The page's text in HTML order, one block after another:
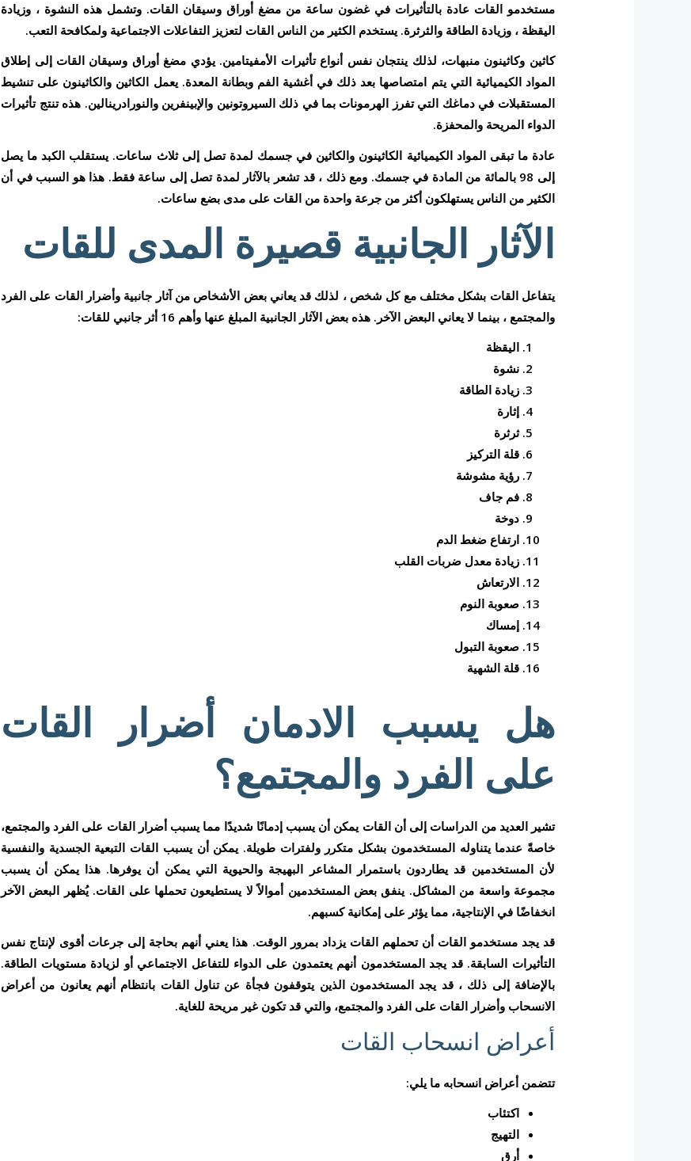
مستخدمو القات عادة بالتأثيرات في غضون ساعة من مضغ أوراق وسيقان القات. وتشمل هذه النشوة ، وزيادة
اليقظة ، وزيادة الطاقة والثرثرة. يستخدم الكثير من الناس القات لتعزيز التفاعلات الاجتماعية ولمكافحة التعب.
كاثين وكاثينون منبهات، لذلك ينتجان نفس أنواع تأثيرات الأمفيتامين. يؤدي مضغ أوراق وسيقان القات إلى إطلاق
المواد الكيميائية التي يتم امتصاصها بعد ذلك في أغشية الفم وبطانة المعدة. يعمل الكاثين والكاثينون على تنشيط
المستقبلات في دماغك التي تفرز الهرمونات بما في ذلك السيروتونين والإبينفرين والنورادرينالين. هذه تنتج تأثيرات
الدواء المريحة والمحفزة.
عادة ما تبقى المواد الكيميائية الكاثينون والكاثين في جسمك لمدة تصل إلى ثلاث ساعات. يستقلب الكبد ما يصل
إلى 98 بالمائة من المادة في جسمك. ومع ذلك ، قد تشعر بالآثار لمدة تصل إلى ساعة فقط. هذا هو السبب في أن
الكثير من الناس يستهلكون أكثر من جرعة واحدة من القات على مدى بضع ساعات.
الآثار الجانبية قصيرة المدى للقات
يتفاعل القات بشكل مختلف مع كل شخص ، لذلك قد يعاني بعض الأشخاص من آثار جانبية وأضرار القات على الفرد
والمجتمع ، بينما لا يعاني البعض الآخر. هذه بعض الآثار الجانبية المبلغ عنها وأهم 16 أثر جانبي للقات:
اليقظة
نشوة
زيادة الطاقة
إثارة
ثرثرة
قلة التركيز
رؤية مشوشة
فم جاف
دوخة
ارتفاع ضغط الدم
زيادة معدل ضربات القلب
الارتعاش
صعوبة النوم
إمساك
صعوبة التبول
قلة الشهية
هل يسبب الادمان أضرار القات
على الفرد والمجتمع؟
تشير العديد من الدراسات إلى أن القات يمكن أن يسبب إدمانًا شديدًا مما يسبب أضرار القات على الفرد والمجتمع،
خاصةً عندما يتناوله المستخدمون بشكل متكرر ولفترات طويلة. يمكن أن يسبب القات التبعية الجسدية والنفسية
لأن المستخدمين قد يطاردون باستمرار المشاعر البهيجة والحيوية التي يمكن أن يوفرها. هذا يمكن أن يسبب
مجموعة واسعة من المشاكل. ينفق بعض المستخدمين أموالاً لا يستطيعون تحملها على القات. يُظهر البعض الآخر
انخفاضًا في الإنتاجية، مما يؤثر على إمكانية كسبهم.
قد يجد مستخدمو القات أن تحملهم القات يزداد بمرور الوقت. هذا يعني أنهم بحاجة إلى جرعات أقوى لإنتاج نفس
التأثيرات السابقة. قد يجد المستخدمون أنهم يعتمدون على الدواء للتفاعل الاجتماعي أو لزيادة مستويات الطاقة.
بالإضافة إلى ذلك ، قد يجد المستخدمون الذين يتوقفون فجأة عن تناول القات بانتظام أنهم يعانون من أعراض
الانسحاب وأضرار القات على الفرد والمجتمع، والتي قد تكون غير مريحة للغاية.
أعراض انسحاب القات
تتضمن أعراض انسحابه ما يلي:
اكتئاب
التهيج
أرق